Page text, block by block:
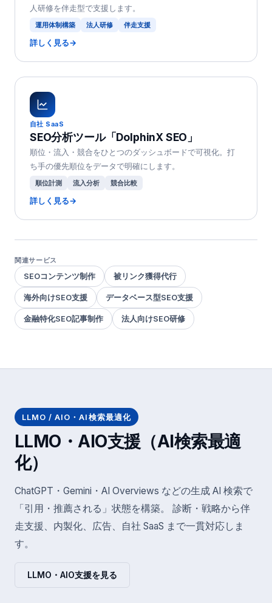
人研修を伴走型で支援します。
運用体制構築 法人研修 伴走支援
詳しく見る→
自社 SaaS
SEO分析ツール「DolphinX SEO」
順位・流入・競合をひとつのダッシュボードで可視化。打
ち手の優先順位をデータで明確にします。
順位計測 流入分析 競合比較
詳しく見る→
関連サービス
SEOコンテンツ制作 被リンク獲得代行
海外向けSEO支援 データベース型SEO支援
金融特化SEO記事制作 法人向けSEO研修
LLMO / AIO・AI検索最適化
LLMO・AIO支援（AI検索最適
化）
ChatGPT・Gemini・AI Overviews などの生成 AI 検索で
「引用・推薦される」状態を構築。 診断・戦略から伴
走支援、内製化、広告、自社 SaaS まで一貫対応しま
す。
LLMO・AIO支援を見る